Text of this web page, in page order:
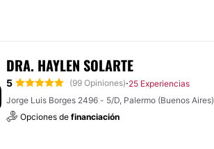
DRA. HAYLEN SOLARTE
5 (99 Opiniones)·25 Experiencias
Jorge Luis Borges 2496 - 5/D, Palermo (Buenos Aires)
Opciones de financiación